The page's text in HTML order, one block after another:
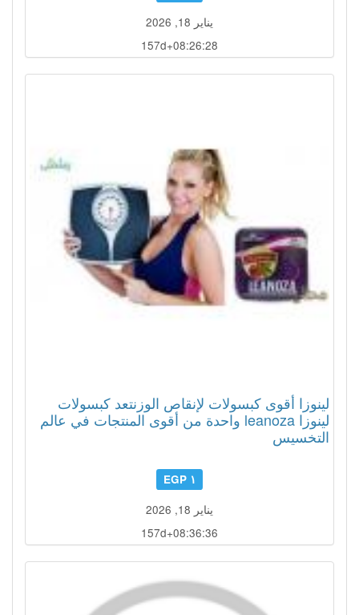
يناير 18, 2026
157d+08:26:27
لينوزا أقوى كبسولات لإنقاص الوزنتعد كبسولات
لينوزا leanoza واحدة من أقوى المنتجات في عالم
التخسيس
١ EGP
يناير 18, 2026
157d+08:36:35